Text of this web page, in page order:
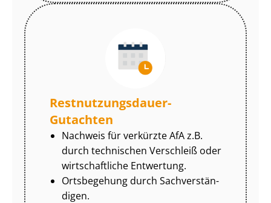
Rest­nut­zungs­dau­er-
Gutachten
Nachweis für verkürzte AfA z.B.
durch technischen Verschleiß oder
wirtschaftliche Entwertung.
Ortsbegehung durch Sach­ver­stän­
di­gen.